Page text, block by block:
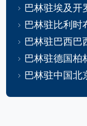
巴林驻埃及开
巴林驻比利时
巴林驻巴西巴
巴林驻德国柏
巴林驻中国北